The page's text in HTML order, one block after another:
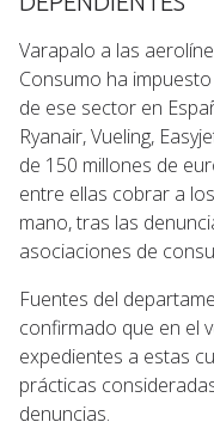
Varapalo a las
Consumo ha
de ese sector en
Ryanair, Vueling,
de 150 millones de
entre ellas cobrar a
mano, tras las
asociaciones de
Fuentes del
confirmado que en el
expedientes a estas
prácticas
denuncias.